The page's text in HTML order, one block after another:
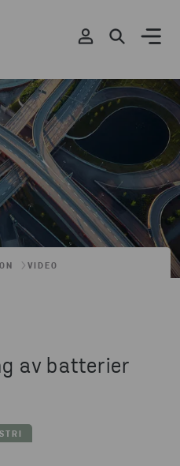
VIDEO
av batterier